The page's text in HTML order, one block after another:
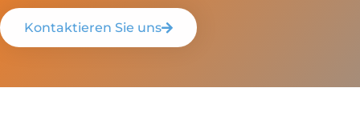
Kontaktieren Sie uns